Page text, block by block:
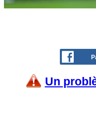
Un